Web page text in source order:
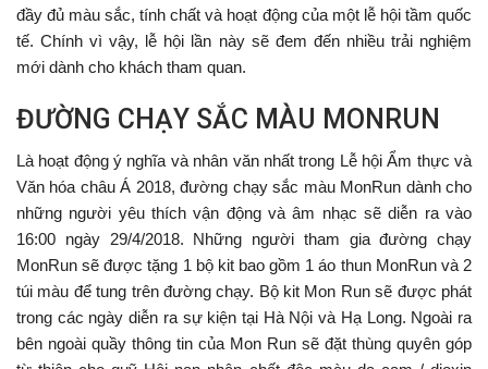
đầy đủ màu sắc, tính chất và hoạt động của một lễ hội tầm quốc
tế. Chính vì vậy, lễ hội lần này sẽ đem đến nhiều trải nghiệm
mới dành cho khách tham quan.
ĐƯỜNG CHẠY SẮC MÀU MONRUN
Là hoạt động ý nghĩa và nhân văn nhất trong Lễ hội Ẩm thực và
Văn hóa châu Á 2018, đường chạy sắc màu MonRun dành cho
những người yêu thích vận động và âm nhạc sẽ diễn ra vào
16:00 ngày 29/4/2018. Những người tham gia đường chạy
MonRun sẽ được tặng 1 bộ kit bao gồm 1 áo thun MonRun và 2
túi màu để tung trên đường chạy. Bộ kit Mon Run sẽ được phát
trong các ngày diễn ra sự kiện tại Hà Nội và Hạ Long. Ngoài ra
bên ngoài quầy thông tin của Mon Run sẽ đặt thùng quyên góp